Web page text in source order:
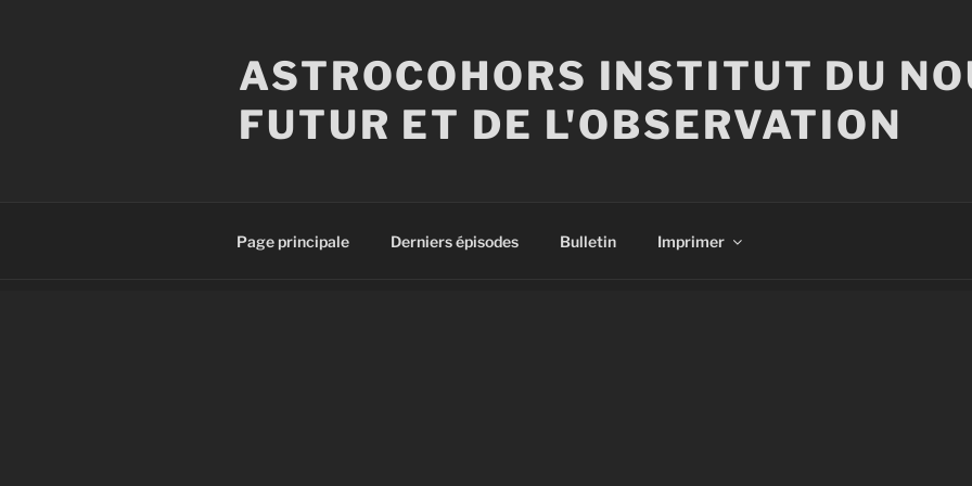
ASTROCOHORS INSTITUT DU
FUTUR ET DE L'OBSERVATION
Page principale Derniers épisodes Bulletin Imprimer